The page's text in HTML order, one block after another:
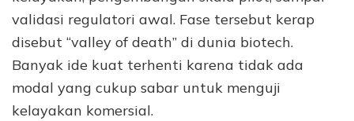
validasi regulatori awal. Fase tersebut kerap
disebut “valley of death” di dunia biotech.
Banyak ide kuat terhenti karena tidak ada
modal yang cukup sabar untuk menguji
kelayakan komersial.